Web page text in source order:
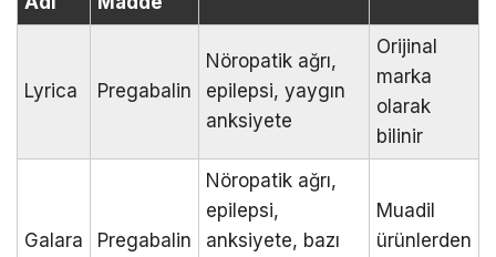
Lyrica Pregabalin
Nöropatik ağrı,
epilepsi, yaygın
anksiyete
Orijinal
marka
olarak
bilinir
Galara Pregabalin
Nöropatik ağrı,
epilepsi,
anksiyete, bazı
Muadil
ürünlerden